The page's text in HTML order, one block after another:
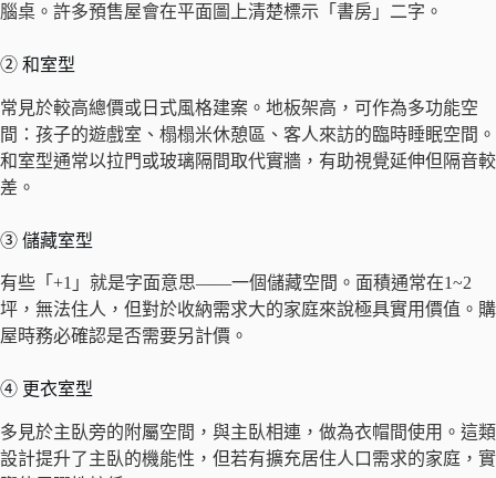
腦桌。許多預售屋會在平面圖上清楚標示「書房」二字。
② 和室型
常見於較高總價或日式風格建案。地板架高，可作為多功能空
間：孩子的遊戲室、榻榻米休憩區、客人來訪的臨時睡眠空間。
和室型通常以拉門或玻璃隔間取代實牆，有助視覺延伸但隔音較
差。
③ 儲藏室型
有些「+1」就是字面意思——一個儲藏空間。面積通常在1~2
坪，無法住人，但對於收納需求大的家庭來說極具實用價值。購
屋時務必確認是否需要另計價。
④ 更衣室型
多見於主臥旁的附屬空間，與主臥相連，做為衣帽間使用。這類
設計提升了主臥的機能性，但若有擴充居住人口需求的家庭，實